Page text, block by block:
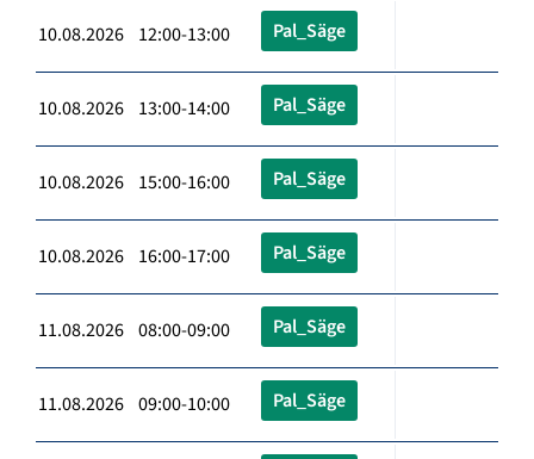
10.08.2026 12:00-13:00 Pal_Säge
10.08.2026 13:00-14:00 Pal_Säge
10.08.2026 15:00-16:00 Pal_Säge
10.08.2026 16:00-17:00 Pal_Säge
11.08.2026 08:00-09:00 Pal_Säge
11.08.2026 09:00-10:00 Pal_Säge